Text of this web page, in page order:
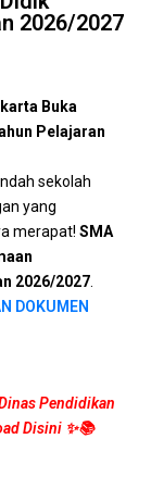
2026/2027
Buka
Pelajaran
sekolah
yang
merapat! SMA
2026/2027
DOKUMEN
Pendidikan
Disini ✨📚